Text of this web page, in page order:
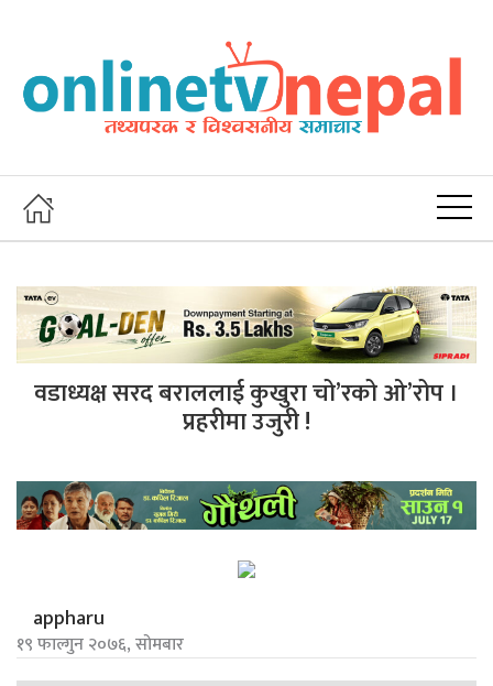
वडाध्यक्ष सरद बराललाई कुखुरा चो’रको ओ’रोप ।
प्रहरीमा उजुरी !
appharu
१९ फाल्गुन २०७६, सोमबार